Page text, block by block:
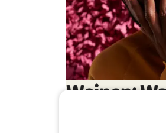
Weinen: